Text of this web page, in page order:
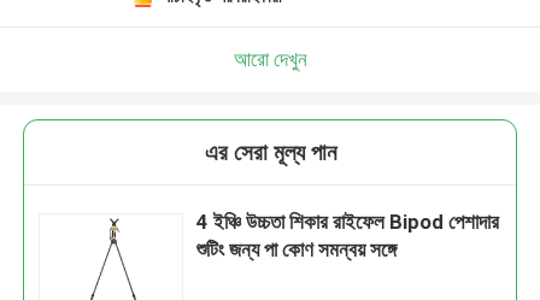
আরো দেখুন
এর সেরা মূল্য পান
4 ইঞ্চি উচ্চতা শিকার রাইফেল Bipod পেশাদার
শুটিং জন্য পা কোণ সমন্বয় সঙ্গে